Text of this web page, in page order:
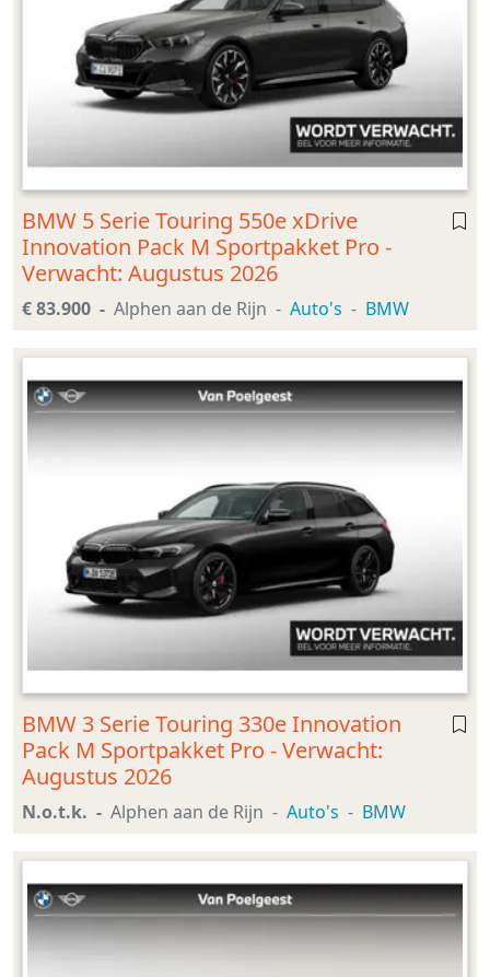
BMW 5 Serie Touring 550e xDrive
Innovation Pack M Sportpakket Pro -
Verwacht: Augustus 2026
€ 83.900 Alphen aan de Rijn Auto's BMW
BMW 3 Serie Touring 330e Innovation
Pack M Sportpakket Pro - Verwacht:
Augustus 2026
N.o.t.k. Alphen aan de Rijn Auto's BMW